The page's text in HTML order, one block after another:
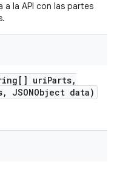
a la API con las partes
uriParts,
, JSONObject data)